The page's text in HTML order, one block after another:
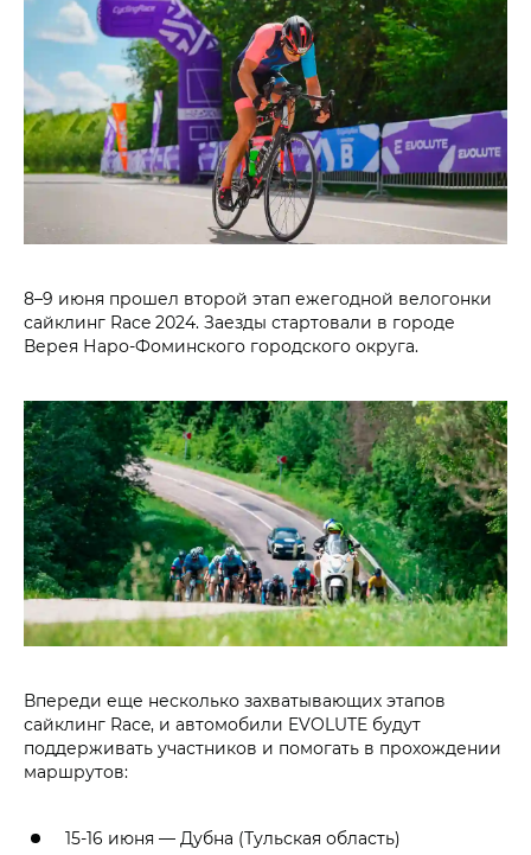
8–9 июня прошел второй этап ежегодной велогонки
сайклинг Race 2024. Заезды стартовали в городе
Верея Наро-Фоминского городского округа.
Впереди еще несколько захватывающих этапов
сайклинг Race, и автомобили EVOLUTE будут
поддерживать участников и помогать в прохождении
маршрутов:
15-16 июня — Дубна (Тульская область)